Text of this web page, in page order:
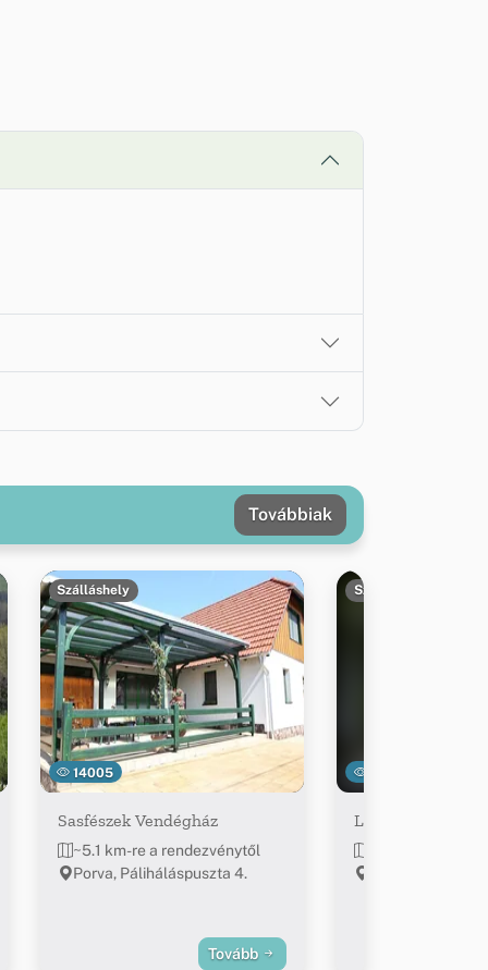
Továbbiak
14005
Szálláshely
Sasfészek Vendégház
~5.1 km-re a rendezvénytől
Porva, Páliháláspuszta 4.
Tovább
Szálláshely
Likas-kő